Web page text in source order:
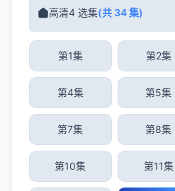
高清4 选集(共 34 集)
第1集 第2集
第4集 第5集
第7集 第8集
第10集 第11集